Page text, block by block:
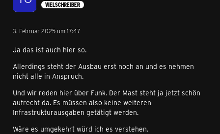
VIELSCHREIBER
3. Februar 2025 um 17:47
Ja das ist auch hier so.
Allerdings steht der Ausbau erst noch an und es nehmen
nicht alle in Anspruch.
Und wir reden hier über Funk. Der Mast steht ja jetzt schön
aufrecht da. Es müssen also keine weiteren
Infrastrukturausgaben getätigt werden.
Wäre es umgekehrt würd ich es verstehen.